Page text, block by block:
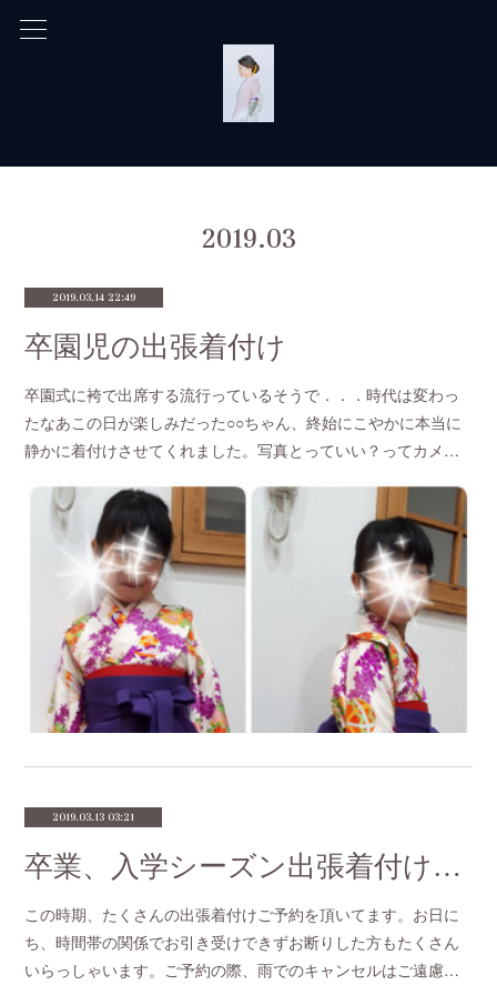
2019.03
2019.03.14 22:49
卒園児の出張着付け
卒園式に袴で出席する流行っているそうで．．．時代は変わっ
たなあこの日が楽しみだった○○ちゃん、終始にこやかに本当に
静かに着付けさせてくれました。写真とっていい？ってカメ…
2019.03.13 03:21
卒業、入学シーズン出張着付けのキャンセルについて
この時期、たくさんの出張着付けご予約を頂いてます。お日に
ち、時間帯の関係でお引き受けできずお断りした方もたくさん
いらっしゃいます。ご予約の際、雨でのキャンセルはご遠慮…